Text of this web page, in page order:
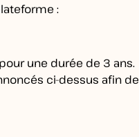
:
une durée de 3 ans.
ci-dessus afin